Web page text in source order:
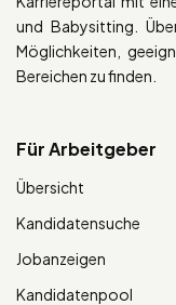
und Babysitting.
Möglichkeiten,
Bereichen zu finden.
Für Arbeitgeber
Übersicht
Kandidatensuche
Jobanzeigen
Kandidatenpool